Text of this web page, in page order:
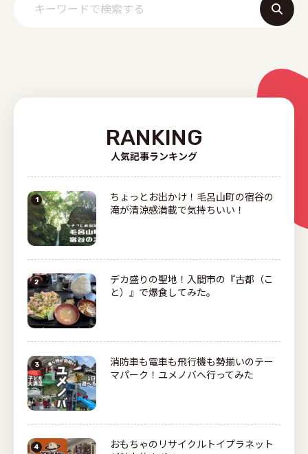
RANKING
人気記事ランキング
ちょっとお出かけ！毛呂山町の宿谷の
滝が清涼感満載で気持ちいい！
デカ盛りの聖地！入間市の『古都（こ
と）』で爆食してみた。
消防車も電車も飛行機も勢揃いのテー
マパーク！ユメノバへ行ってみた
おもちゃのリサイクルトイプラネット